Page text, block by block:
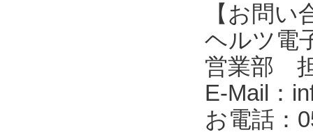
【お問い
ヘルツ電
営業部
E-Mail：
お電話：